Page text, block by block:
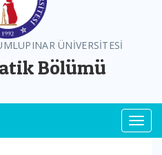
ÜNİVERSİTESİ
Bölümü